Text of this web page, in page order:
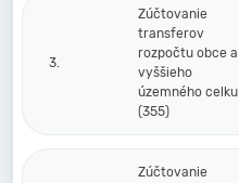
3.
Zúčtovanie
transferov
rozpočtu obce a
vyššieho
územného celku
(355)
Zúčtovanie